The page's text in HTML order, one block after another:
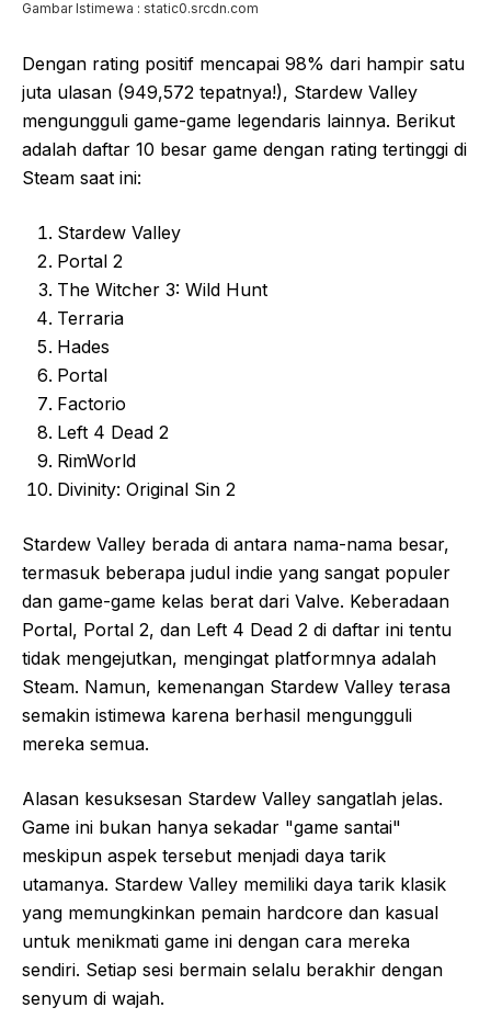
Gambar Istimewa : static0.srcdn.com
Dengan rating positif mencapai 98% dari hampir satu
juta ulasan (949,572 tepatnya!), Stardew Valley
mengungguli game-game legendaris lainnya. Berikut
adalah daftar 10 besar game dengan rating tertinggi di
Steam saat ini:
Stardew Valley
Portal 2
The Witcher 3: Wild Hunt
Terraria
Hades
Portal
Factorio
Left 4 Dead 2
RimWorld
Divinity: Original Sin 2
Stardew Valley berada di antara nama-nama besar,
termasuk beberapa judul indie yang sangat populer
dan game-game kelas berat dari Valve. Keberadaan
Portal, Portal 2, dan Left 4 Dead 2 di daftar ini tentu
tidak mengejutkan, mengingat platformnya adalah
Steam. Namun, kemenangan Stardew Valley terasa
semakin istimewa karena berhasil mengungguli
mereka semua.
Alasan kesuksesan Stardew Valley sangatlah jelas.
Game ini bukan hanya sekadar "game santai"
meskipun aspek tersebut menjadi daya tarik
utamanya. Stardew Valley memiliki daya tarik klasik
yang memungkinkan pemain hardcore dan kasual
untuk menikmati game ini dengan cara mereka
sendiri. Setiap sesi bermain selalu berakhir dengan
senyum di wajah.